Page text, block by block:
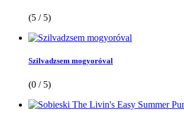
(5 / 5)
Szilvadzsem mogyoróval
(0 / 5)